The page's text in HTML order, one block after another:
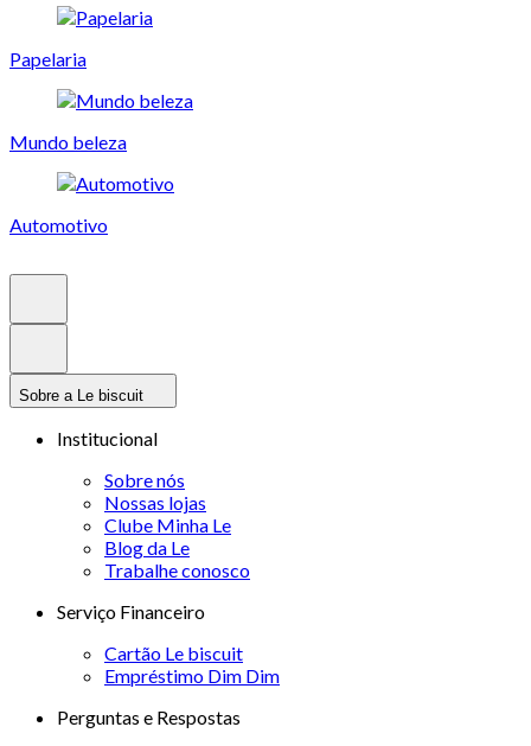
Papelaria
Mundo beleza
Automotivo
Sobre a Le biscuit
Institucional
Sobre nós
Nossas lojas
Clube Minha Le
Blog da Le
Trabalhe conosco
Serviço Financeiro
Cartão Le biscuit
Empréstimo Dim Dim
Perguntas e Respostas